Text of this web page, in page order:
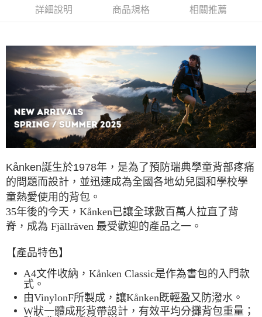
台灣樂天信用卡公司
每筆NT$60，滿NT$490(含以上)免運費
每筆NT$60，滿NT$490(含以上)免運費
7-11取貨付款
每筆NT$60，滿NT$490(含以上)免運費
付款後7-11取貨
每筆NT$60，滿NT$490(含以上)免運費
宅配
每筆NT$80，滿NT$490(含以上)免運費
離島宅配
每筆NT$80，滿NT$490(含以上)免運費
付款後門市自取
詳細說明 商品規格 相關推薦
Kånken誕生於1978年，是為了預防瑞典學童背部疼痛
的問題而設計，並迅速成為全國各地幼兒園和學校學
童熱愛使用的背包。
35年後的今天，Kånken已讓全球數百萬人拉直了背
脊，成為 Fjällräven 最受歡迎的產品之一。
【產品特色】
A4文件收納，Kånken Classic是作為書包的入門款
式。
由VinylonF所製成，讓Kånken既輕盈又防潑水。
W狀一體成形背帶設計，有效平均分攤背包重量；